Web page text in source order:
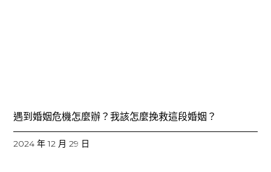
遇到婚姻危機怎麼辦？我該怎麼挽救這段婚姻？
2024 年 12 月 29 日